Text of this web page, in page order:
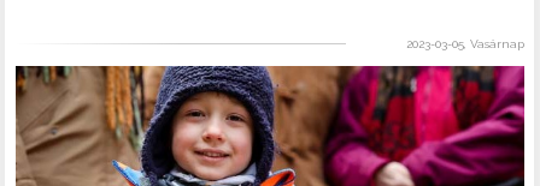
2023-03-05, Vasárnap